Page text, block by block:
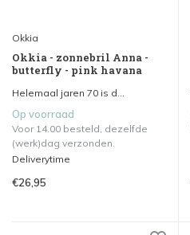
Okkia
Okkia - zonnebril Anna -
butterfly - pink havana
Helemaal jaren 70 is d...
Op voorraad
Voor 14.00 besteld, dezelfde
(werk)dag verzonden.
Deliverytime
€26,95